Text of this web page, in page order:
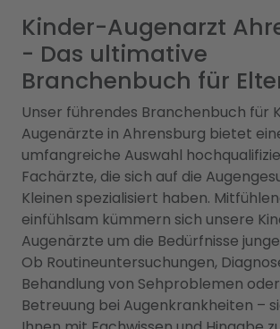
Kinder-Augenarzt
- Das ultimative
Branchenbuch für
Unser führendes Branchenbuch für
Augenärzte in Ahrensburg bietet
umfangreiche Auswahl
Fachärzte, die sich auf die
Kleinen spezialisiert haben.
einfühlsam kümmern sich unsere
Augenärzte um die Bedürfnisse
Ob Routineuntersuchungen,
Behandlung von Sehproblemen
Betreuung bei Augenkrankheiten –